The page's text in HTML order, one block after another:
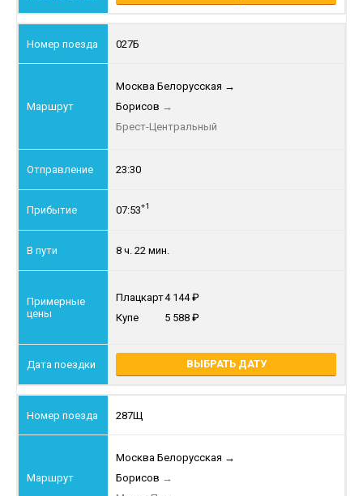
027Б
Москва Белорусская →
Борисов →
Брест-Центральный
23:30
07:53+1
8 ч. 22 мин.
Плацкарт4 144
Купе
5 588
ВЫБРАТЬ ДАТУ
287Щ
Москва Белорусская →
Борисов →